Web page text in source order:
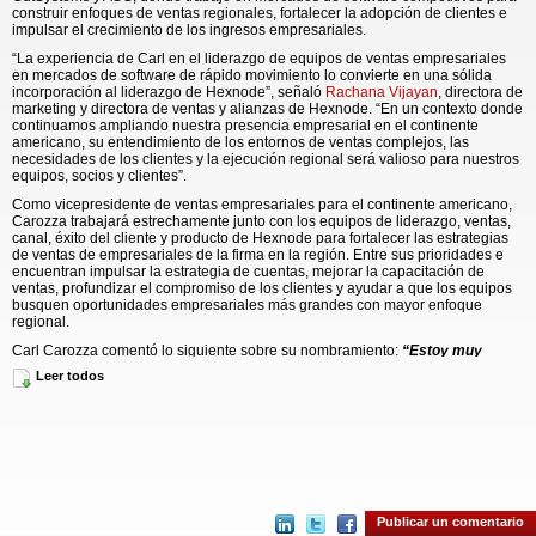
construir enfoques de ventas regionales, fortalecer la adopción de clientes e
impulsar el crecimiento de los ingresos empresariales.
“La experiencia de Carl en el liderazgo de equipos de ventas empresariales
en mercados de software de rápido movimiento lo convierte en una sólida
incorporación al liderazgo de Hexnode”, señaló Rachana Vijayan, directora de
marketing y directora de ventas y alianzas de Hexnode. “En un contexto donde
continuamos ampliando nuestra presencia empresarial en el continente
americano, su entendimiento de los entornos de ventas complejos, las
necesidades de los clientes y la ejecución regional será valioso para nuestros
equipos, socios y clientes”.
Como vicepresidente de ventas empresariales para el continente americano,
Carozza trabajará estrechamente junto con los equipos de liderazgo, ventas,
canal, éxito del cliente y producto de Hexnode para fortalecer las estrategias
de ventas de empresariales de la firma en la región. Entre sus prioridades e
encuentran impulsar la estrategia de cuentas, mejorar la capacitación de
ventas, profundizar el compromiso de los clientes y ayudar a que los equipos
busquen oportunidades empresariales más grandes con mayor enfoque
regional.
Carl Carozza comentó lo siguiente sobre su nombramiento: “Estoy muy
entusiasmado de incorporarme a Hexnode en un momento tan importante
de expansión en los mercados de América del Norte y América Latina. Mi
es un proveedor líder de soluciones empresariales que optimiza la
gestión de dispositivos, la identidad de los usuarios y la seguridad de puntos
Leer todos
Publicar un comentario